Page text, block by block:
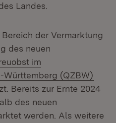
Landes.
der Vermarktung
des neuen
im
Württemberg (QZBW)
Bereits zur Ernte 2024
des neuen
werden. Als weitere